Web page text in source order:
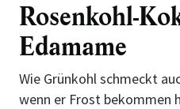
Rosenkohl-
Edamame
Wie Grünkohl schmeckt
wenn er Frost bekommen